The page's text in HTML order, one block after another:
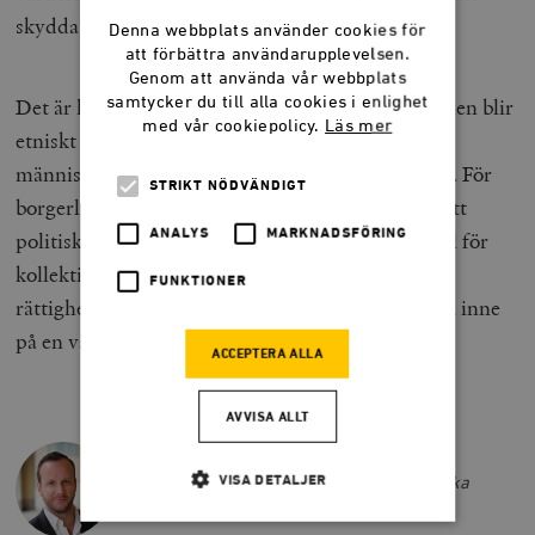
skydda sig mot andras kulturer.
Det är heller ingen liberal dröm att bostadsområden blir
etniskt präglade stadsdelar. Det handlar om att
människor, även muslimer, ska få leva som de vill. För
borgerliga partier borde det vara en självklarhet att
politiskt uppsatta mål för ett förment bättre utfall för
kollektivet måste stå tillbaka för grundläggande
rättigheter i sammanhang som detta. Annars är vi inne
på en väldigt farlig väg.
Förbundsordförande för Kristdemokratiska
Denna webbplats använder cookies för
att förbättra användarupplevelsen.
Genom att använda vår webbplats
samtycker du till alla cookies i enlighet
med vår cookiepolicy. Läs mer
STRIKT NÖDVÄNDIGT
ANALYS MARKNADSFÖRING
FUNKTIONER
ACCEPTERA ALLA
AVVISA ALLT
VISA DETALJER